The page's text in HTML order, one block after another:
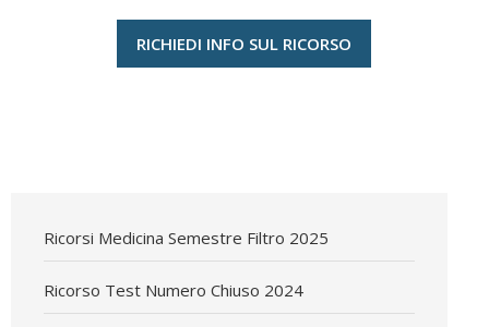
RICHIEDI INFO SUL RICORSO
Ricorsi Medicina Semestre Filtro 2025
Ricorso Test Numero Chiuso 2024